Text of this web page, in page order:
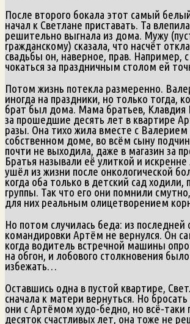
После второго бокала этот самый
начал к Светлане приставать. Та
решительно выгнала из дома. Мужу
гражданскому) сказала, что насчёт
свадьбы он, наверное, прав. Например,
чокаться за праздничным столом ей
Потом жизнь потекла размеренно.
иногда на праздники, но только тогда,
брат был дома. Мама братьев, Клавдия
за прошедшие десять лет в квартире
разы. Она тихо жила вместе с
собственном доме, во всём сыну
почти не выходила, даже в магазин за
Братья называли её улиткой и
ушёл из жизни после онкологической
когда оба только в детский сад ходили,
группы. Так что его они помнили
для них реальным олицетворением
Но потом случилась беда: из последней
командировки Артём не вернулся. Он
когда водитель встречной машины
на обгон, и лобового столкновения
избежать…
Оставшись одна в пустой квартире,
сначала к матери вернуться. Но
они с Артёмом худо-бедно, но всё-таки
десяток счастливых лет, она тоже не